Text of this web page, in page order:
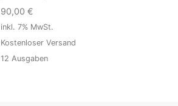
90,00 €
inkl. 7% MwSt.
Kostenloser Versand
12 Ausgaben